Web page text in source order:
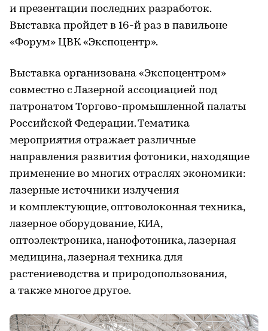
и презентации последних разработок.
Выставка пройдет в 16-й раз в павильоне
«Форум» ЦВК «Экспоцентр».
Выставка организована «Экспоцентром»
совместно с Лазерной ассоциацией под
патронатом Торгово-промышленной палаты
Российской Федерации. Тематика
мероприятия отражает различные
направления развития фотоники, находящие
применение во многих отраслях экономики:
лазерные источники излучения
и комплектующие, оптоволоконная техника,
лазерное оборудование, КИА,
оптоэлектроника, нанофотоника, лазерная
медицина, лазерная техника для
растениеводства и природопользования,
а также многое другое.